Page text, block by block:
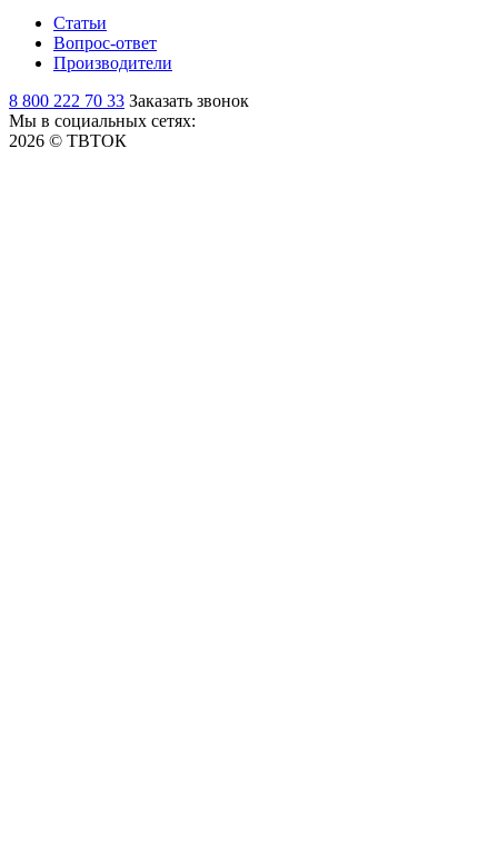
Статьи
Вопрос-ответ
Производители
8 800 222 70 33 Заказать звонок
Мы в социальных сетях:
2026 © ТВТОК